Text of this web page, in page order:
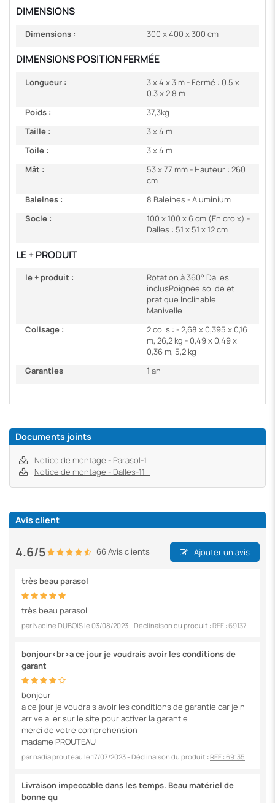
DIMENSIONS
Dimensions : 300 x 400 x 300 cm
DIMENSIONS POSITION FERMÉE
Longueur :
3 x 4 x 3 m - Fermé : 0.5 x
0.3 x 2.8 m
Poids :
37,3kg
Taille :
3 x 4 m
Toile :
3 x 4 m
Mât :
53 x 77 mm - Hauteur : 260
cm
Baleines :
8 Baleines - Aluminium
Socle :
100 x 100 x 6 cm (En croix) -
Dalles : 51 x 51 x 12 cm
LE + PRODUIT
le + produit :
Rotation à 360° Dalles
inclusPoignée solide et
pratique Inclinable
Manivelle
Colisage :
2 colis : - 2,68 x 0,395 x 0,16
m, 26,2 kg - 0,49 x 0,49 x
0,36 m, 5,2 kg
Garanties
1 an
Documents joints
Notice de montage - Parasol-1...
Notice de montage - Dalles-11...
Avis client
4.6/5 66 Avis clients Ajouter un avis
très beau parasol
très beau parasol
parNadine DUBOIS le 03/08/2023- Déclinaison du produit :REF : 69137
bonjour<br>a ce jour je voudrais avoir les conditions de
garant
bonjour
a ce jour je voudrais avoir les conditions de garantie car je n
arrive aller sur le site pour activer la garantie
merci de votre comprehension
madame PROUTEAU
parnadia prouteau le 17/07/2023- Déclinaison du produit :REF : 69135
Livraison impeccable dans les temps. Beau matériel de
bonne qu